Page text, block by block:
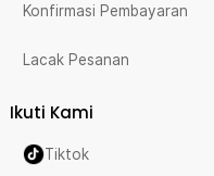
Konfirmasi Pembayaran
Lacak Pesanan
Ikuti Kami
Tiktok